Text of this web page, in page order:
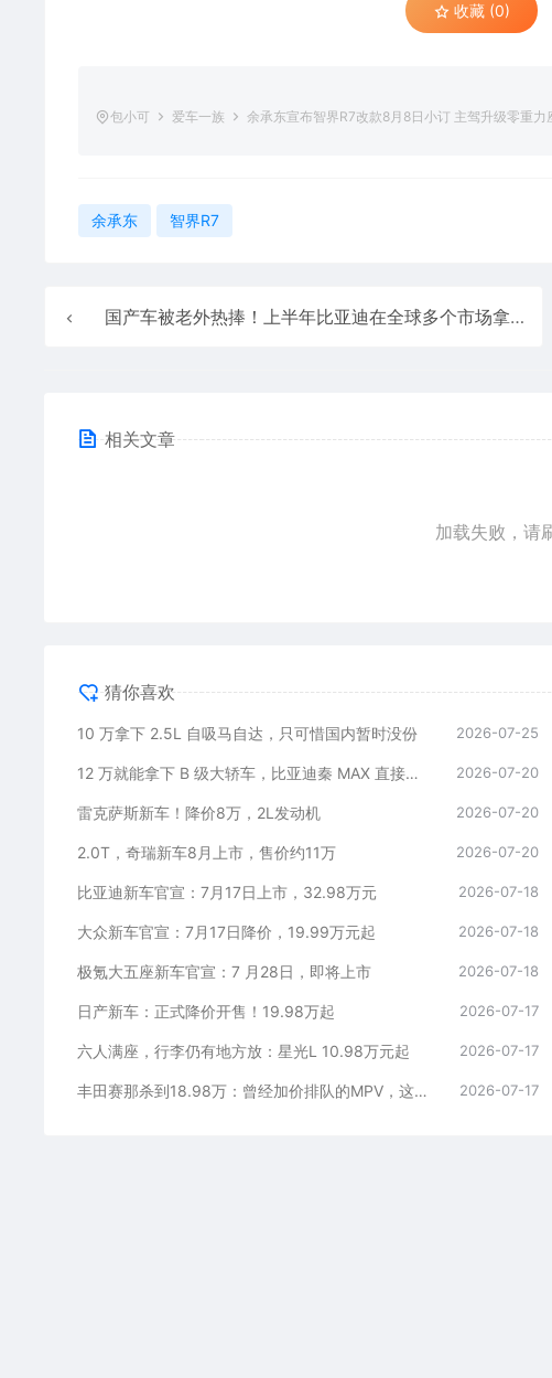
收藏 (0)
包小可 爱车一族 余承东宣布智界R7改款8月8日小订 主驾升级零重力
余承东 智界R7
国产车被老外热捧！上半年比亚迪在全球多个市场拿下新能源销冠
相关文章
加载失败，请
猜你喜欢
10 万拿下 2.5L 自吸马自达，只可惜国内暂时没份 2026-07-25
12 万就能拿下 B 级大轿车，比亚迪秦 MAX 直接打乱合资定价逻辑 2026-07-20
雷克萨斯新车！降价8万，2L发动机 2026-07-20
2.0T，奇瑞新车8月上市，售价约11万 2026-07-20
比亚迪新车官宣：7月17日上市，32.98万元 2026-07-18
大众新车官宣：7月17日降价，19.99万元起 2026-07-18
极氪大五座新车官宣：7 月28日，即将上市 2026-07-18
日产新车：正式降价开售！19.98万起 2026-07-17
六人满座，行李仍有地方放：星光L 10.98万元起 2026-07-17
丰田赛那杀到18.98万：曾经加价排队的MPV，这次真把价格打下来了 2026-07-17